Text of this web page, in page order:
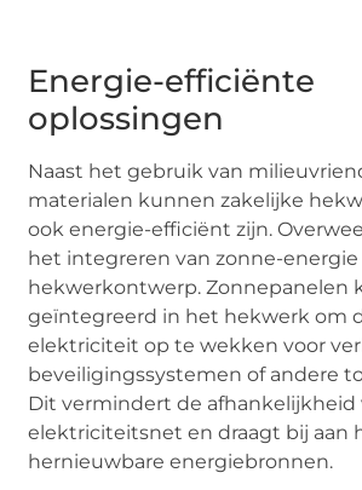
Energie-efficiënte
oplossingen
Naast het gebruik van
materialen kunnen zakelijke
ook energie-efficiënt zijn.
het integreren van zonne-
hekwerkontwerp. Zonnepanelen
geïntegreerd in het hekwerk om
elektriciteit op te wekken voor
beveiligingssystemen of andere
Dit vermindert de afhankelijkheid
elektriciteitsnet en draagt bij aan
hernieuwbare energiebronnen.